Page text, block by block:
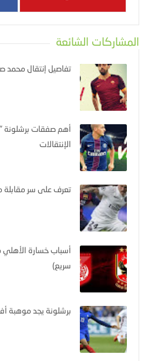
المشاركات الشائعة
تفاصيل إنتقال محمد
أهم صفقات
الإنتقالات
تعرف على سر مقابلة
أسباب خسارة الأهلي
سريع)
برشلونة يجد موهبة